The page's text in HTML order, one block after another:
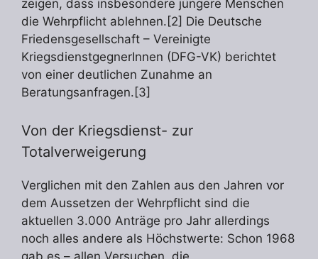
zeigen, dass insbesondere jüngere Menschen
die Wehrpflicht ablehnen.[2] Die Deutsche
Friedensgesellschaft – Vereinigte
KriegsdienstgegnerInnen (DFG-VK) berichtet
von einer deutlichen Zunahme an
Beratungsanfragen.[3]
Von der Kriegsdienst- zur
Totalverweigerung
Verglichen mit den Zahlen aus den Jahren vor
dem Aussetzen der Wehrpflicht sind die
aktuellen 3.000 Anträge pro Jahr allerdings
noch alles andere als Höchstwerte: Schon 1968
gab es – allen Versuchen, die